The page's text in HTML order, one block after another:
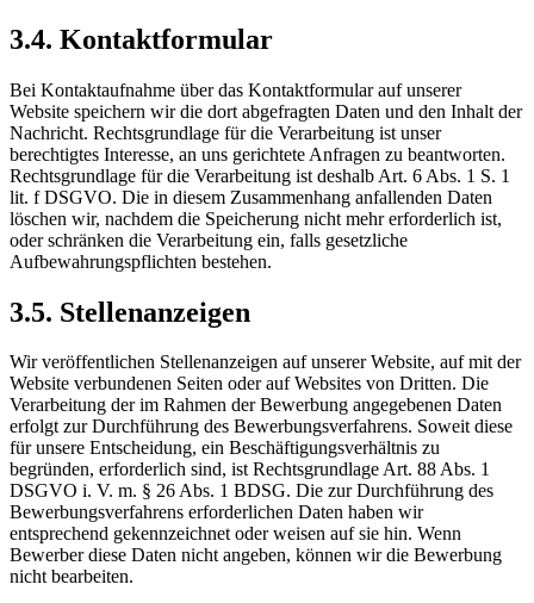
3.4. Kontaktformular
Bei Kontaktaufnahme über das Kontaktformular auf unserer
Website speichern wir die dort abgefragten Daten und den Inhalt der
Nachricht. Rechtsgrundlage für die Verarbeitung ist unser
berechtigtes Interesse, an uns gerichtete Anfragen zu beantworten.
Rechtsgrundlage für die Verarbeitung ist deshalb Art. 6 Abs. 1 S. 1
lit. f DSGVO. Die in diesem Zusammenhang anfallenden Daten
löschen wir, nachdem die Speicherung nicht mehr erforderlich ist,
oder schränken die Verarbeitung ein, falls gesetzliche
Aufbewahrungspflichten bestehen.
3.5. Stellenanzeigen
Wir veröffentlichen Stellenanzeigen auf unserer Website, auf mit der
Website verbundenen Seiten oder auf Websites von Dritten. Die
Verarbeitung der im Rahmen der Bewerbung angegebenen Daten
erfolgt zur Durchführung des Bewerbungsverfahrens. Soweit diese
für unsere Entscheidung, ein Beschäftigungsverhältnis zu
begründen, erforderlich sind, ist Rechtsgrundlage Art. 88 Abs. 1
DSGVO i. V. m. § 26 Abs. 1 BDSG. Die zur Durchführung des
Bewerbungsverfahrens erforderlichen Daten haben wir
entsprechend gekennzeichnet oder weisen auf sie hin. Wenn
Bewerber diese Daten nicht angeben, können wir die Bewerbung
nicht bearbeiten.